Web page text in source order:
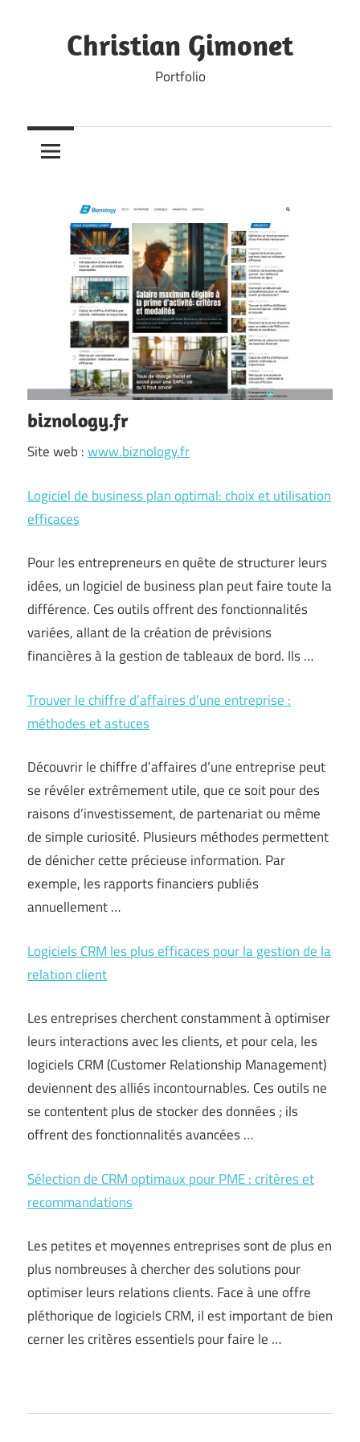
contentChristian Gimonet
Portfolio
biznology.fr
Site web :www.biznology.fr
Logiciel de business plan optimal: choix et utilisation
efficaces
Pour les entrepreneurs en quête de structurer leurs
idées, un logiciel de business plan peut faire toute la
différence. Ces outils offrent des fonctionnalités
variées, allant de la création de prévisions
financières à la gestion de tableaux de bord. Ils …
Trouver le chiffre d’affaires d’une entreprise :
méthodes et astuces
Découvrir le chiffre d’affaires d’une entreprise peut
se révéler extrêmement utile, que ce soit pour des
raisons d’investissement, de partenariat ou même
de simple curiosité. Plusieurs méthodes permettent
de dénicher cette précieuse information. Par
exemple, les rapports financiers publiés
annuellement …
Logiciels CRM les plus efficaces pour la gestion de la
relation client
Les entreprises cherchent constamment à optimiser
leurs interactions avec les clients, et pour cela, les
logiciels CRM (Customer Relationship Management)
deviennent des alliés incontournables. Ces outils ne
se contentent plus de stocker des données ; ils
offrent des fonctionnalités avancées …
Sélection de CRM optimaux pour PME : critères et
recommandations
Les petites et moyennes entreprises sont de plus en
plus nombreuses à chercher des solutions pour
optimiser leurs relations clients. Face à une offre
pléthorique de logiciels CRM, il est important de bien
cerner les critères essentiels pour faire le …